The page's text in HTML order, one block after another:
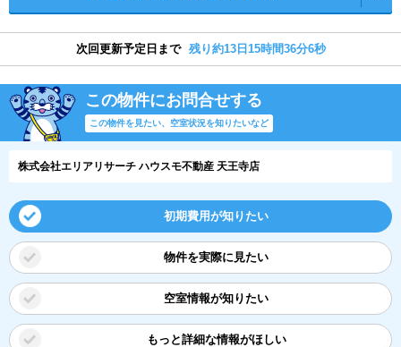
次回更新予定日まで 残り約13日15時間36分5秒
この物件にお問合せする
この物件を見たい、空室状況を知りたいなど
株式会社エリアリサーチ ハウスモ不動産 天王寺店
初期費用が知りたい
物件を実際に見たい
空室情報が知りたい
もっと詳細な情報がほしい